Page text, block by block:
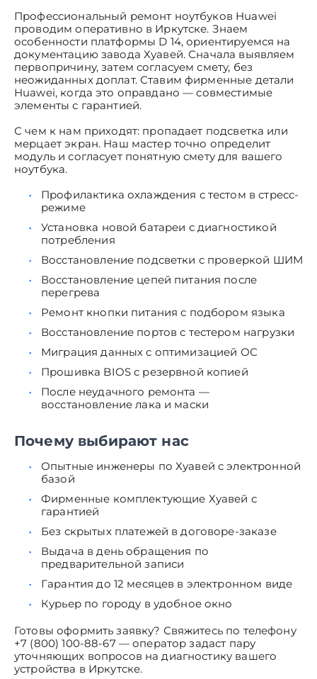
Профессиональный ремонт ноутбуков Huawei
проводим оперативно в Иркутске. Знаем
особенности платформы D 14, ориентируемся на
документацию завода Хуавей. Сначала выявляем
первопричину, затем согласуем смету, без
неожиданных доплат. Ставим фирменные детали
Huawei, когда это оправдано — совместимые
элементы с гарантией.
С чем к нам приходят: пропадает подсветка или
мерцает экран. Наш мастер точно определит
модуль и согласует понятную смету для вашего
ноутбука.
Профилактика охлаждения с тестом в стресс-
режиме
Установка новой батареи с диагностикой
потребления
Восстановление подсветки с проверкой ШИМ
Восстановление цепей питания после
перегрева
Ремонт кнопки питания с подбором языка
Восстановление портов с тестером нагрузки
Миграция данных с оптимизацией ОС
Прошивка BIOS с резервной копией
После неудачного ремонта —
восстановление лака и маски
Почему выбирают нас
Опытные инженеры по Хуавей с электронной
базой
Фирменные комплектующие Хуавей с
гарантией
Без скрытых платежей в договоре-заказе
Выдача в день обращения по
предварительной записи
Гарантия до 12 месяцев в электронном виде
Курьер по городу в удобное окно
Готовы оформить заявку? Свяжитесь по телефону
+7 (800) 100-88-67 — оператор задаст пару
уточняющих вопросов на диагностику вашего
устройства в Иркутске.